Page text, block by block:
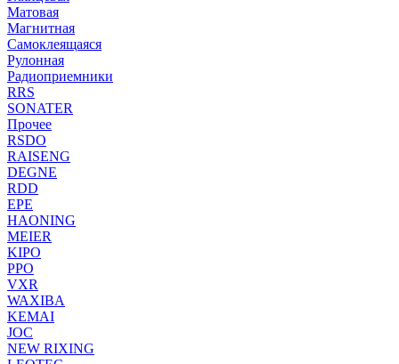
Матовая
Магнитная
Самоклеящаяся
Рулонная
Радиоприемники
RRS
SONATER
Прочее
RSDO
RAISENG
DEGNE
RDD
EPE
HAONING
MEIER
KIPO
PPO
VXR
WAXIBA
KEMAI
JOC
NEW RIXING